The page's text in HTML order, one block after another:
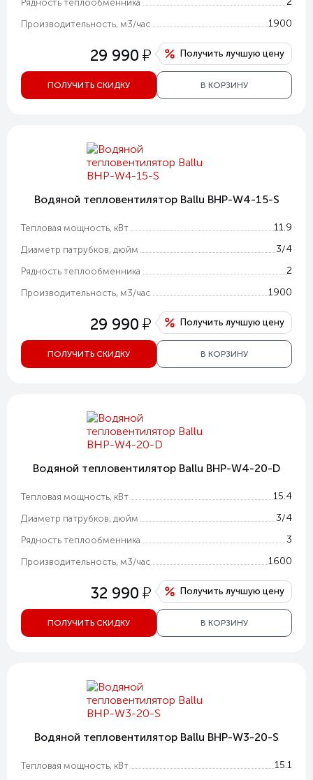
Рядность теплообменника
Производительность, м3/час 1900
29 990 у Получить лучшую цену
ПОЛУЧИТЬ СКИДКУ В КОРЗИНУ
Водяной тепловентилятор Ballu BHP-W4-15-S
Тепловая мощность, кВт 11.9
Диаметр патрубков, дюйм 3/4
Рядность теплообменника 2
Производительность, м3/час 1900
29 990 у Получить лучшую цену
ПОЛУЧИТЬ СКИДКУ В КОРЗИНУ
Водяной тепловентилятор Ballu BHP-W4-20-D
Тепловая мощность, кВт 15.4
Диаметр патрубков, дюйм 3/4
Рядность теплообменника 3
Производительность, м3/час 1600
32 990 у Получить лучшую цену
ПОЛУЧИТЬ СКИДКУ В КОРЗИНУ
Водяной тепловентилятор Ballu BHP-W3-20-S
Тепловая мощность, кВт 15.1